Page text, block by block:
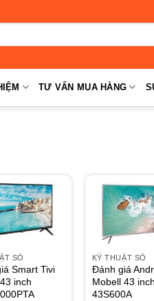
TƯ VẤN MUA HÀNG
SỐ
Smart Tivi
inch
KỸ THUẬT SỐ
Đánh giá
Mobell 43 inch
43S600A